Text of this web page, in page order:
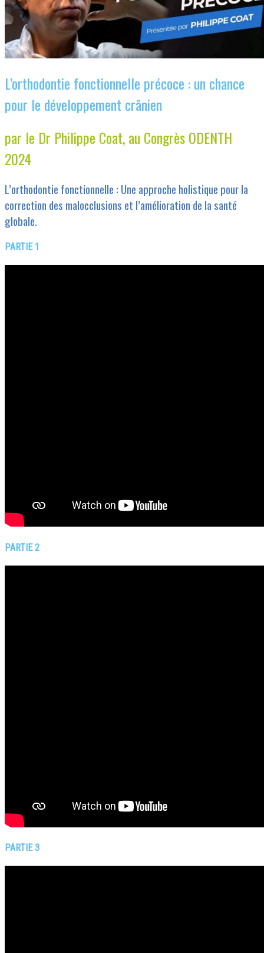
L’orthodontie fonctionnelle précoce : un chance
pour le développement crânien
par le Dr Philippe Coat, au Congrès ODENTH
2024
L’orthodontie fonctionnelle : Une approche holistique pour la
correction des malocclusions et l’amélioration de la santé
globale.
PARTIE 1
PARTIE 2
PARTIE 3